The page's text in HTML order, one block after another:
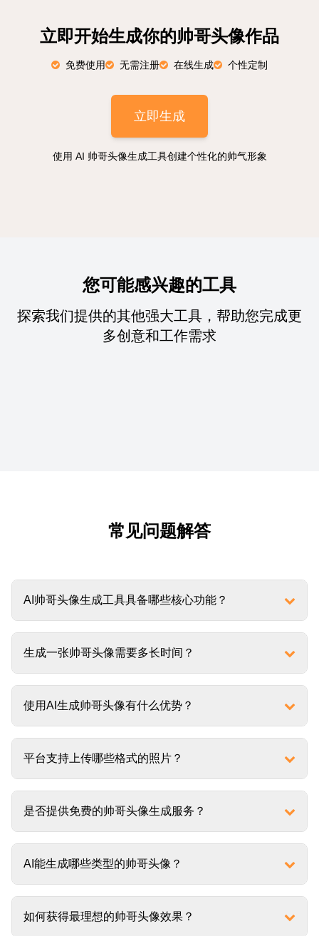
立即开始生成你的帅哥头像作品
免费使用 无需注册 在线生成 个性定制
立即生成
使用 AI 帅哥头像生成工具创建个性化的帅气形象
您可能感兴趣的工具
探索我们提供的其他强大工具，帮助您完成更
多创意和工作需求
常见问题解答
AI帅哥头像生成工具具备哪些核心功能？
生成一张帅哥头像需要多长时间？
使用AI生成帅哥头像有什么优势？
平台支持上传哪些格式的照片？
是否提供免费的帅哥头像生成服务？
AI能生成哪些类型的帅哥头像？
如何获得最理想的帅哥头像效果？